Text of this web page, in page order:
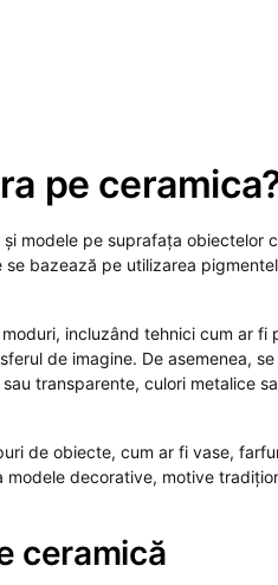
pe
modele pe suprafața obiectelor
bazează pe utilizarea
incluzând tehnici cum ar fi
de imagine. De asemenea,
transparente, culori metalice
de obiecte, cum ar fi vase,
decorative, motive
ceramică